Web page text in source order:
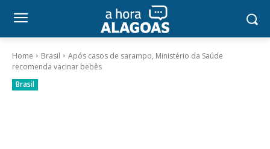
Home Brasil
Após casos de sarampo, Ministério da Saúde
recomenda vacinar bebês
Brasil